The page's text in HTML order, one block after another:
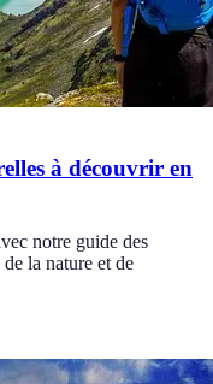
à découvrir en
notre guide des
la nature et de